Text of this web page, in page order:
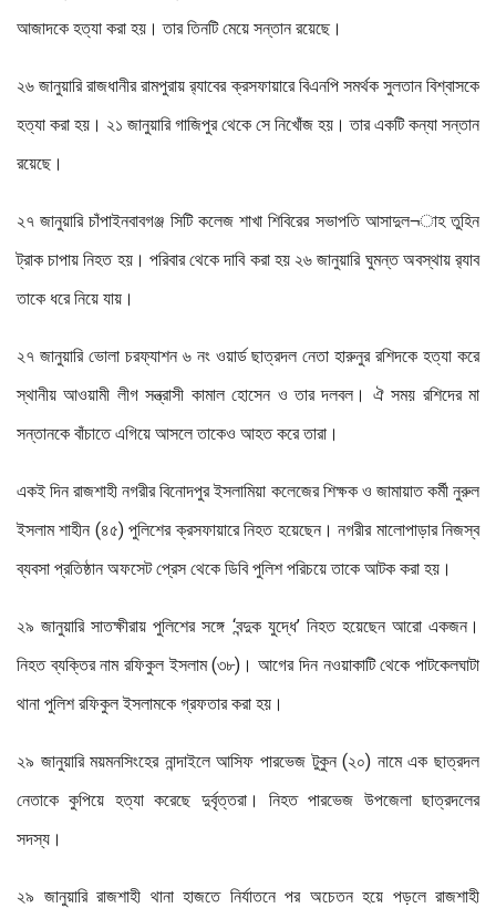
আজাদকে হত্যা করা হয়। তার তিনটি মেয়ে সন্তান রয়েছে।
২৬ জানুয়ারি রাজধানীর রামপুরায় র‌্যাবের ক্রসফায়ারে বিএনপি সমর্থক সুলতান বিশ্বাসকে
হত্যা করা হয়। ২১ জানুয়ারি গাজিপুর থেকে সে নিখোঁজ হয়। তার একটি কন্যা সন্তান
রয়েছে।
২৭ জানুয়ারি চাঁপাইনবাবগঞ্জ সিটি কলেজ শাখা শিবিরের সভাপতি আসাদুল¬াহ তুহিন
ট্রাক চাপায় নিহত হয়। পরিবার থেকে দাবি করা হয় ২৬ জানুয়ারি ঘুমন্ত অবস্থায় র‌্যাব
তাকে ধরে নিয়ে যায়।
২৭ জানুয়ারি ভোলা চরফ্যাশন ৬ নং ওয়ার্ড ছাত্রদল নেতা হারুনুর রশিদকে হত্যা করে
স্থানীয় আওয়ামী লীগ সন্ত্রাসী কামাল হোসেন ও তার দলবল। ঐ সময় রশিদের মা
সন্তানকে বাঁচাতে এগিয়ে আসলে তাকেও আহত করে তারা।
একই দিন রাজশাহী নগরীর বিনোদপুর ইসলামিয়া কলেজের শিক্ষক ও জামায়াত কর্মী নুরুল
ইসলাম শাহীন (৪৫) পুলিশের ক্রসফায়ারে নিহত হয়েছেন। নগরীর মালোপাড়ার নিজস্ব
ব্যবসা প্রতিষ্ঠান অফসেট প্রেস থেকে ডিবি পুলিশ পরিচয়ে তাকে আটক করা হয়।
২৯ জানুয়ারি সাতক্ষীরায় পুলিশের সঙ্গে ‘বন্দুক যুদ্ধে’ নিহত হয়েছেন আরো একজন।
নিহত ব্যক্তির নাম রফিকুল ইসলাম (৩৮)। আগের দিন নওয়াকাটি থেকে পাটকেলঘাটা
থানা পুলিশ রফিকুল ইসলামকে গ্রফতার করা হয়।
২৯ জানুয়ারি ময়মনসিংহের নান্দাইলে আসিফ পারভেজ টুকুন (২০) নামে এক ছাত্রদল
নেতাকে কুপিয়ে হত্যা করেছে দুর্বৃত্তরা। নিহত পারভেজ উপজেলা ছাত্রদলের
সদস্য।
২৯ জানুয়ারি রাজশাহী থানা হাজতে নির্যাতনে পর অচেতন হয়ে পড়লে রাজশাহী